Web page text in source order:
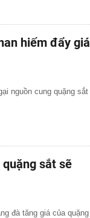
hiếm đẩy giá
nguồn cung quặng sắt
sắt sẽ
đà tăng giá của quặng